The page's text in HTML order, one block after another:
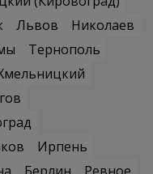
Львов
Николаев
Тернополь
Ирпень